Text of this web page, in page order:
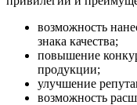
возможность
знака качества;
повышение
продукции;
улучшение
возможность